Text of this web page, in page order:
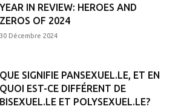
YEAR IN REVIEW: HEROES AND
ZEROS OF 2024
30 Décembre 2024
QUE SIGNIFIE PANSEXUEL.LE, ET EN
QUOI EST-CE DIFFÉRENT DE
BISEXUEL.LE ET POLYSEXUEL.LE?